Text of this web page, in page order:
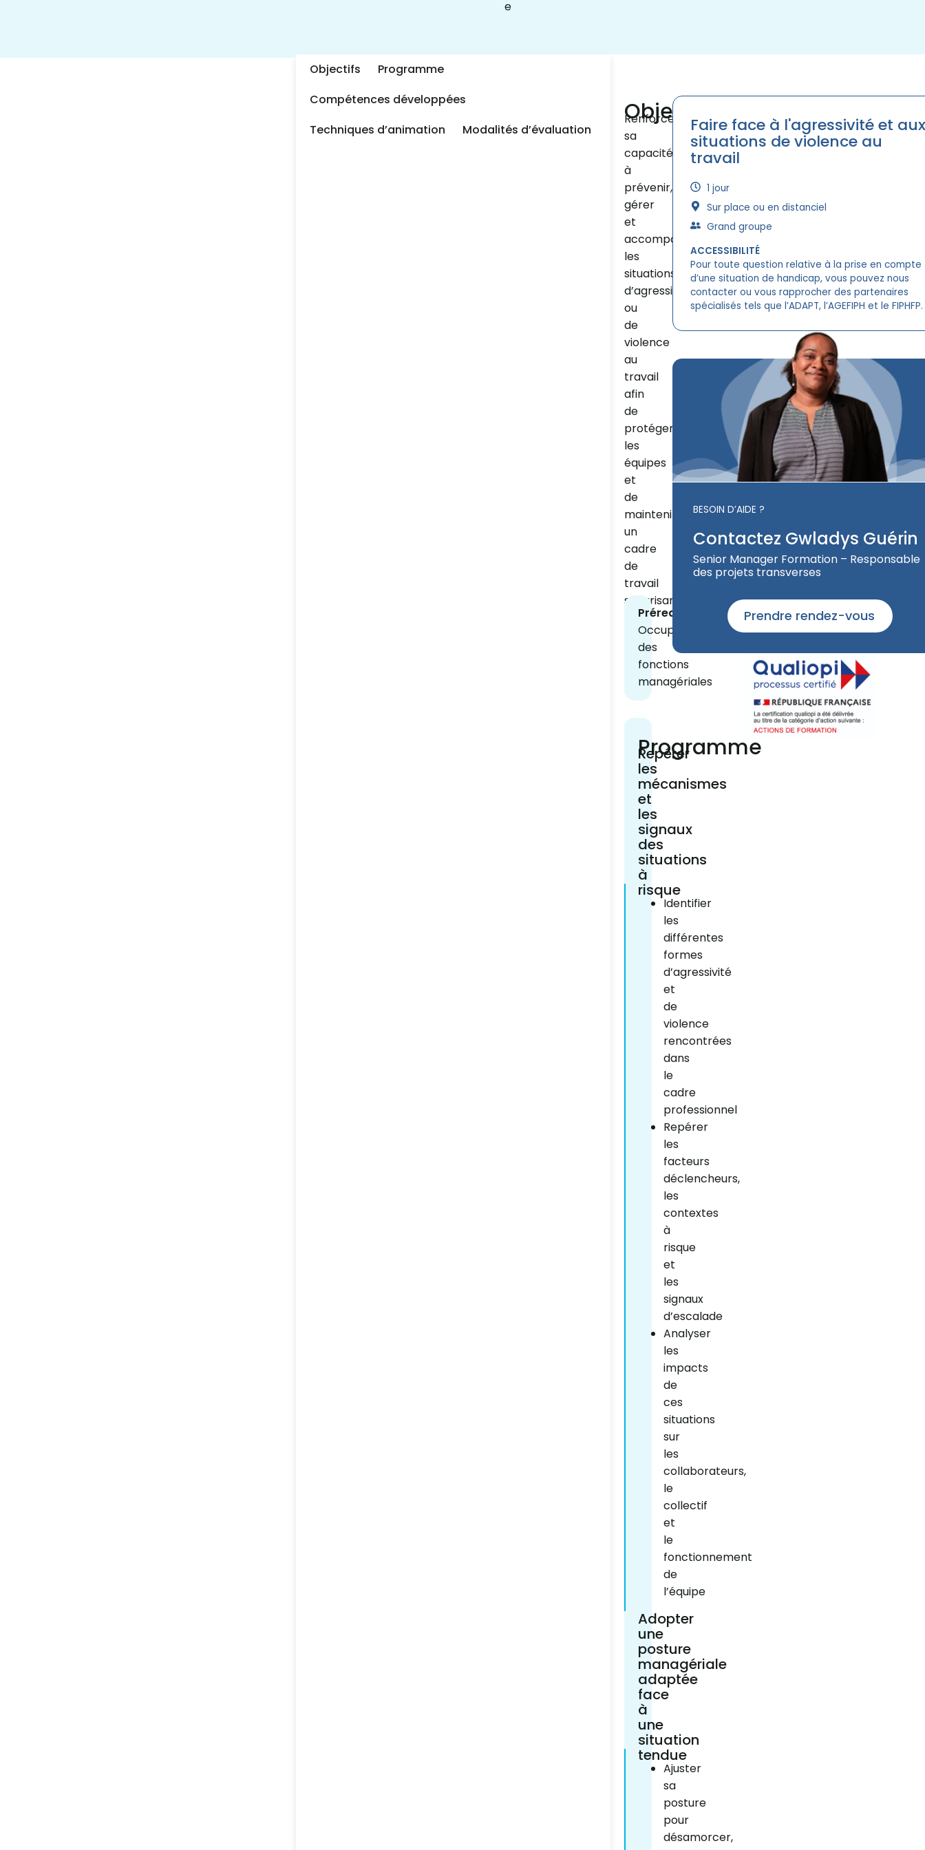
e
Objectifs
Programme
Compétences développées​
Techniques d’animation​
Modalités d’évaluation​
Objectifs
Renforcer
sa
capacité
à
prévenir,
gérer
et
accompagner
les
situations
d’agressivité
ou
de
violence
au
travail
afin
de
protéger
les
équipes
et
de
maintenir
un
cadre
de
travail
sécurisant
Prérequis
Occuper
des
fonctions
managériales
Programme
Repérer
les
mécanismes
et
les
signaux
des
situations
à
risque
Identifier
les
différentes
formes
d’agressivité
et
de
violence
rencontrées
dans
le
cadre
professionnel
Repérer
les
facteurs
déclencheurs,
les
contextes
à
risque
et
les
signaux
d’escalade
Analyser
les
impacts
de
ces
situations
sur
les
collaborateurs,
le
collectif
et
le
fonctionnement
de
l’équipe
Adopter
une
posture
managériale
adaptée
face
à
une
situation
tendue
Ajuster
sa
posture
pour
désamorcer,
Faire face à l'agressivité et aux
situations de violence au
travail
1 jour
Sur place ou en distanciel
Grand groupe
ACCESSIBILITÉ
Pour toute question relative à la prise en compte
d’une situation de handicap, vous pouvez nous
contacter ou vous rapprocher des partenaires
spécialisés tels que l’ADAPT, l’AGEFIPH et le FIPHFP.
BESOIN D’AIDE ?
Contactez Gwladys Guérin
Senior Manager Formation – Responsable
des projets transverses
Prendre rendez-vous